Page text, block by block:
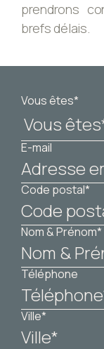
prendrons
brefs délais.
Vous êtes*
E-mail
Code postal*
Nom & Prénom*
Téléphone
Ville*